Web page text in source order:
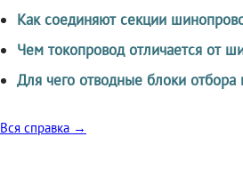
Как соединяют секции
Чем токопровод отличается от
Для чего отводные блоки
Вся справка →